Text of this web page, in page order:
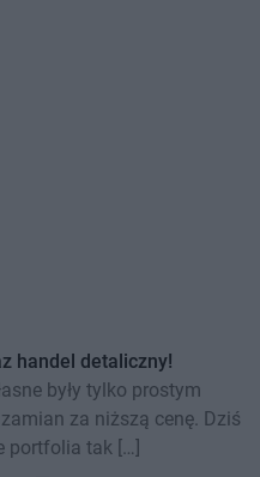
handel detaliczny!
były tylko prostym
za niższą cenę. Dziś
portfolia tak […]